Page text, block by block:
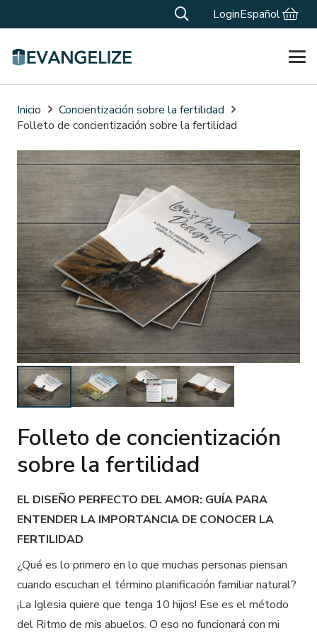
LoginEspañol
Inicio
Concientización sobre la fertilidad
Folleto de concientización sobre la fertilidad
Folleto de concientización
sobre la fertilidad
EL DISEÑO PERFECTO DEL AMOR: GUÍA PARA
ENTENDER LA IMPORTANCIA DE CONOCER LA
FERTILIDAD
¿Qué es lo primero en lo que muchas personas piensan
cuando escuchan el término planificación familiar natural?
¡La Iglesia quiere que tenga 10 hijos! Ese es el método
del Ritmo de mis abuelos. O eso no funcionará con mi